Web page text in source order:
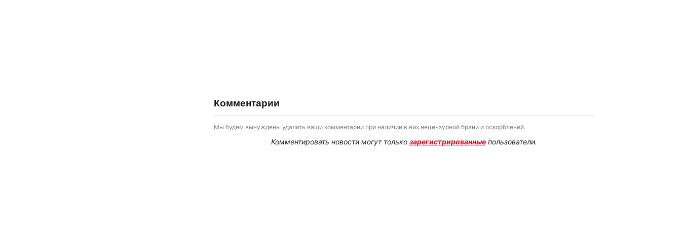
Комментарии
Мы будем вынуждены удалить ваши комментарии при наличии в них нецензурной брани и оскорблений.
Комментировать новости могут только зарегистрированныепользователи.